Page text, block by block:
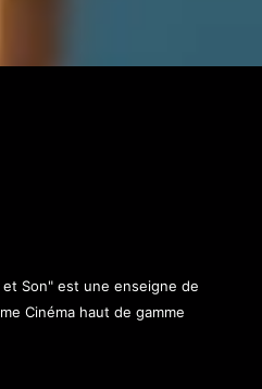
Son" est une enseigne de
Cinéma haut de gamme